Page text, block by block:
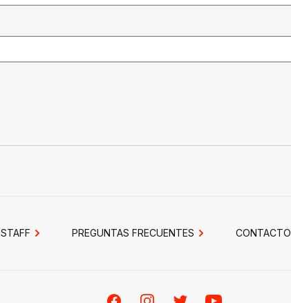
STAFF PREGUNTAS FRECUENTES CONTACTO